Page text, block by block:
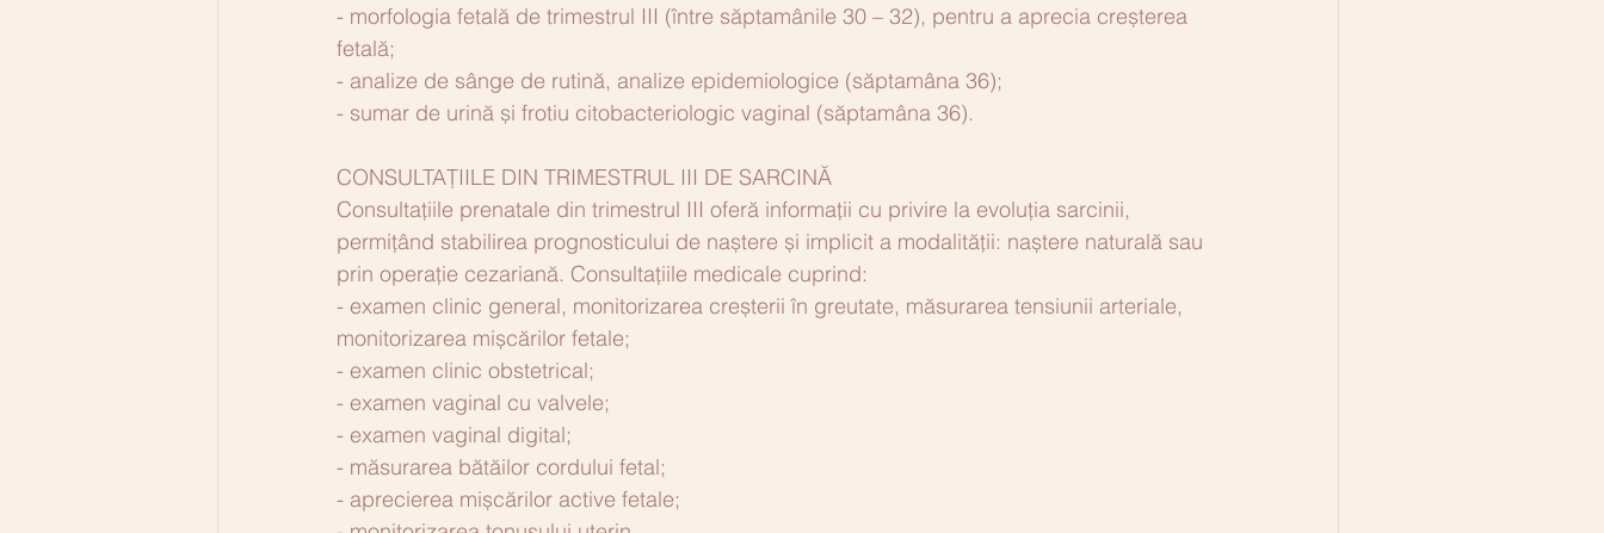
- morfologia fetală de trimestrul III (între săptamânile 30 – 32), pentru a aprecia creșterea
fetală;
- analize de sânge de rutină, analize epidemiologice (săptamâna 36);
- sumar de urină și frotiu citobacteriologic vaginal (săptamâna 36).
CONSULTAȚIILE DIN TRIMESTRUL III DE SARCINĂ
Consultațiile prenatale din trimestrul III oferă informații cu privire la evoluția sarcinii,
permițând stabilirea prognosticului de naștere și implicit a modalității: naștere naturală sau
prin operație cezariană. Consultațiile medicale cuprind:
- examen clinic general, monitorizarea creșterii în greutate, măsurarea tensiunii arteriale,
monitorizarea mișcărilor fetale;
- examen clinic obstetrical;
- examen vaginal cu valvele;
- examen vaginal digital;
- măsurarea bătăilor cordului fetal;
- aprecierea mișcărilor active fetale;